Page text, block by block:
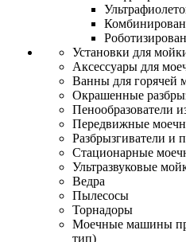
Установки для
Аксессуары для
Ванны для горячей
Окрашенные
Пенообразователи
Передвижные
Разбрызгиватели и
Стационарные
Ультразвуковые
Ведра
Пылесосы
Торнадоры
Моечные машины
тип)